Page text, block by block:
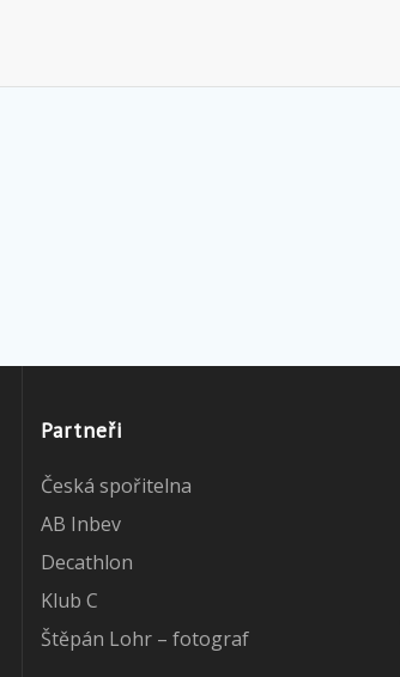
Partneři
Česká spořitelna
AB Inbev
Decathlon
Klub C
Štěpán Lohr – fotograf